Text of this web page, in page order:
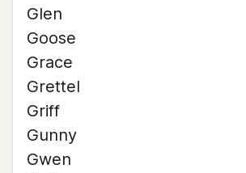
Glen
Goose
Grace
Grettel
Griff
Gunny
Gwen